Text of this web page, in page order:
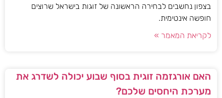
בצפון נחשבים לבחירה הראשונה של זוגות בישראל שרוצים
חופשה אינטימית.
לקריאת המאמר »
האם אורגזמה זוגית בסוף שבוע יכולה לשדרג את
מערכת היחסים שלכם?